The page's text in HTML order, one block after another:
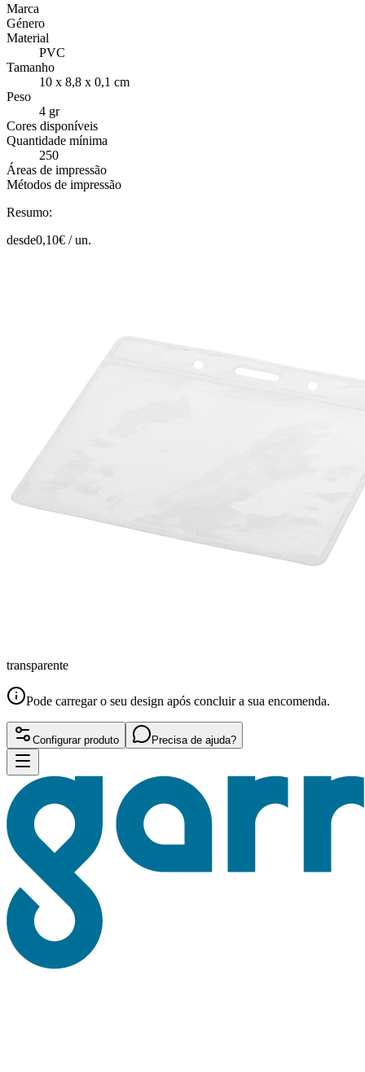
Marca
Género
Material
PVC
Tamanho
10 x 8,8 x 0,1 cm
Peso
4 gr
Cores disponíveis
Quantidade mínima
250
Áreas de impressão
Métodos de impressão
Resumo:
desde0,10€ /un.
transparente
Pode carregar o seu design após concluir a sua encomenda.
Configurar produto Precisa de ajuda?